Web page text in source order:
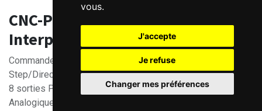
vous.
J'accepte
Je refuse
Changer mes préférences
CNC-PLC 4 axes SOPROLEC
InterpCNC V2.4 USB/RS485
Commande numérique - PLC 4 axes: 8 Sorties TTL
Step/Direction
8 sorties PNP. 15 entrées 24V
Analogique : 2 entrées analogiques 0/10V et 2 sorties